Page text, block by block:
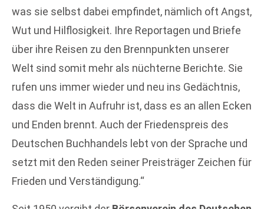
was sie selbst dabei empfindet, nämlich oft Angst,
Wut und Hilflosigkeit. Ihre Reportagen und Briefe
über ihre Reisen zu den Brennpunkten unserer
Welt sind somit mehr als nüchterne Berichte. Sie
rufen uns immer wieder und neu ins Gedächtnis,
dass die Welt in Aufruhr ist, dass es an allen Ecken
und Enden brennt. Auch der Friedenspreis des
Deutschen Buchhandels lebt von der Sprache und
setzt mit den Reden seiner Preisträger Zeichen für
Frieden und Verständigung.“